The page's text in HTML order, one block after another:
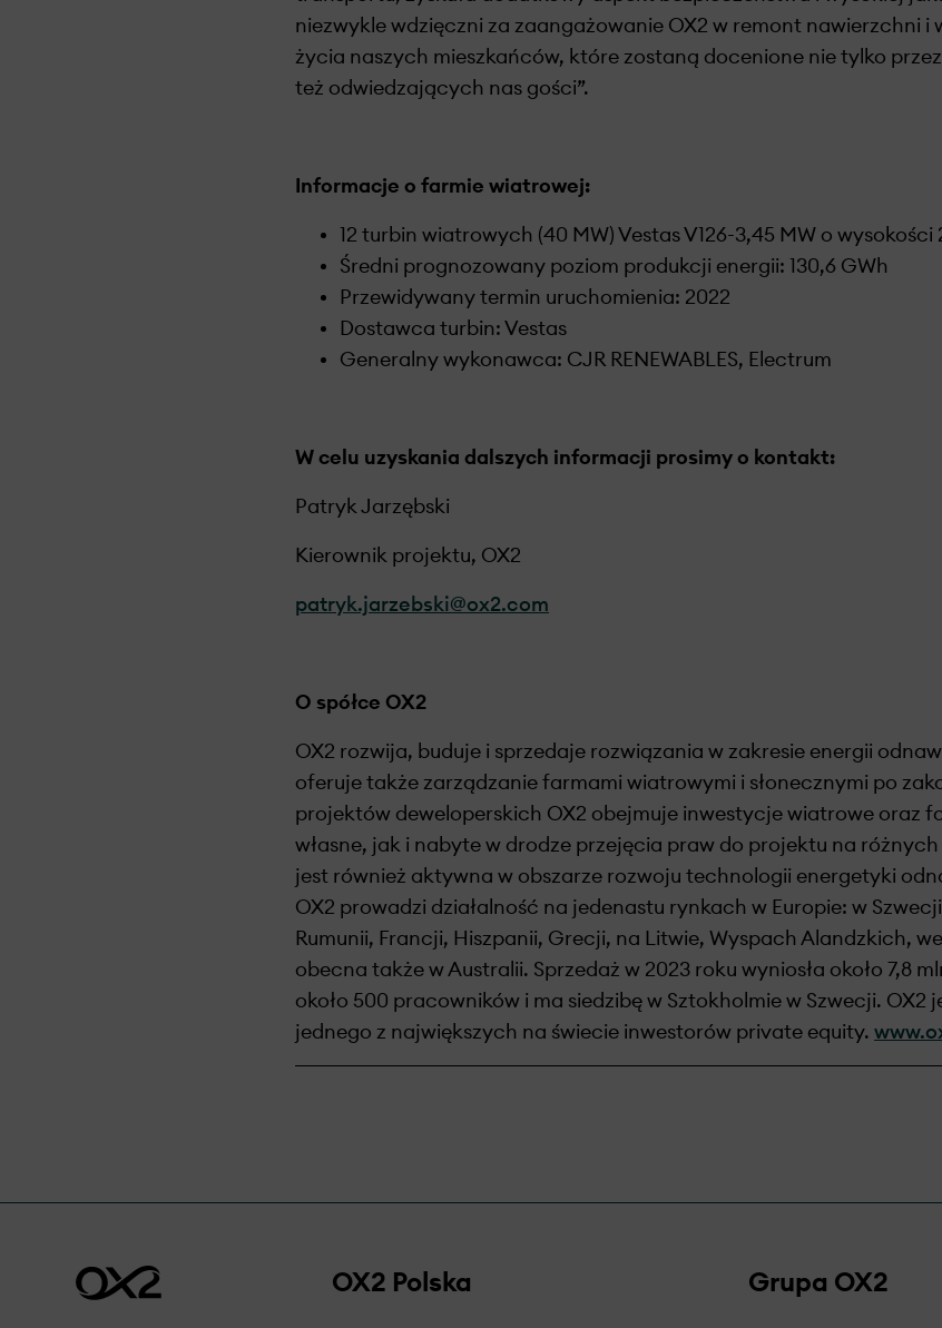
niezwykle wdzięczni za zaangażowanie OX2 w remont nawierzchni i
życia naszych mieszkańców, które zostaną docenione nie tylko
też odwiedzających nas gości”.
Informacje o farmie wiatrowej:
12 turbin wiatrowych (40 MW) Vestas V126-3,45 MW o
Średni prognozowany poziom produkcji energii: 130,6 GWh
Przewidywany termin uruchomienia: 2022
Dostawca turbin: Vestas
Generalny wykonawca: CJR RENEWABLES, Electrum
W celu uzyskania dalszych informacji prosimy o kontakt:
Patryk Jarzębski
Kierownik projektu, OX2
patryk.jarzebski@ox2.com
O spółce OX2
OX2 rozwija, buduje i sprzedaje rozwiązania w zakresie energii
oferuje także zarządzanie farmami wiatrowymi i słonecznymi po
projektów deweloperskich OX2 obejmuje inwestycje wiatrowe oraz
własne, jak i nabyte w drodze przejęcia praw do projektu na
jest również aktywna w obszarze rozwoju technologii energetyki
OX2 prowadzi działalność na jedenastu rynkach w Europie: w
Rumunii, Francji, Hiszpanii, Grecji, na Litwie, Wyspach Alandzkich,
obecna także w Australii. Sprzedaż w 2023 roku wyniosła około 7,8
około 500 pracowników i ma siedzibę w Sztokholmie w Szwecji. OX2
jednego z największych na świecie inwestorów private equity.
OX2 Polska Grupa OX2